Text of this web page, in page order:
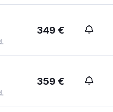
349 €
359 €